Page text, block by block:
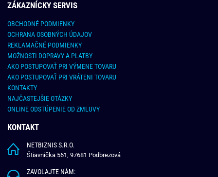
ZÁKAZNÍCKY SERVIS
OBCHODNÉ PODMIENKY
OCHRANA OSOBNÝCH ÚDAJOV
REKLAMAČNÉ PODMIENKY
MOŽNOSTI DOPRAVY A PLATBY
AKO POSTUPOVAŤ PRI VÝMENE TOVARU
AKO POSTUPOVAŤ PRI VRÁTENI TOVARU
KONTAKTY
NAJČASTEJŠIE OTÁZKY
ONLINE ODSTÚPENIE OD ZMLUVY
KONTAKT
NETBIZNIS S.R.O.
Štiavnička 561, 97681 Podbrezová
ZAVOLAJTE NÁM: